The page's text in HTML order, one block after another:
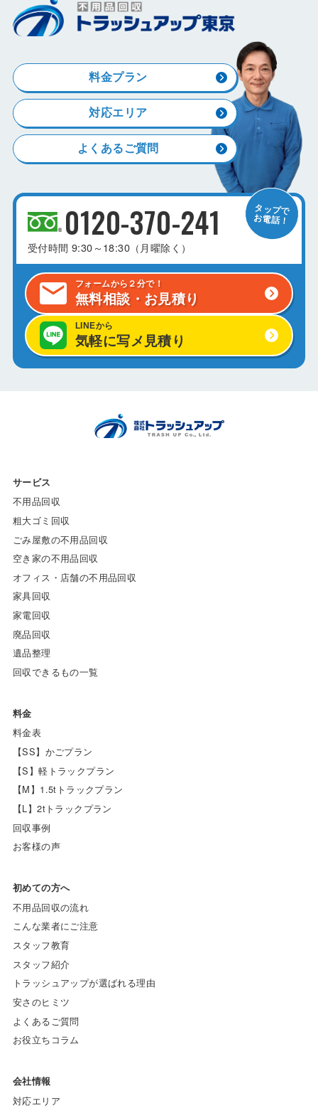
料金プラン
対応エリア
よくあるご質問
0120-370-241
受付時間 9:30～18:30（月曜除く）
フォームから２分で！
無料相談・お見積り
LINEから
気軽に写メ見積り
サービス
不用品回収
粗大ゴミ回収
ごみ屋敷の不用品回収
空き家の不用品回収
オフィス・店舗の不用品回収
家具回収
家電回収
廃品回収
遺品整理
回収できるもの一覧
料金
料金表
【SS】かごプラン
【S】軽トラックプラン
【M】1.5tトラックプラン
【L】2tトラックプラン
回収事例
お客様の声
初めての方へ
不用品回収の流れ
こんな業者にご注意
スタッフ教育
スタッフ紹介
トラッシュアップが選ばれる理由
安さのヒミツ
よくあるご質問
お役立ちコラム
会社情報
対応エリア